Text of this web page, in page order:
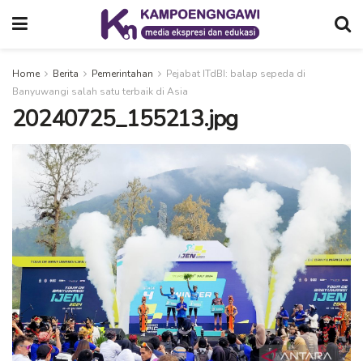
Home Berita Pemerintahan
Pejabat ITdBI: balap sepeda di
Banyuwangi salah satu terbaik di Asia
20240725_155213.jpg